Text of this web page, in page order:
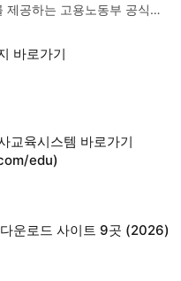
제공하는 고용노동부 공식…
바로가기
교육시스템 바로가기
edu)
운로드 사이트 9곳 (2026)